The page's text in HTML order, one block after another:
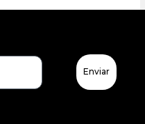
Enviar